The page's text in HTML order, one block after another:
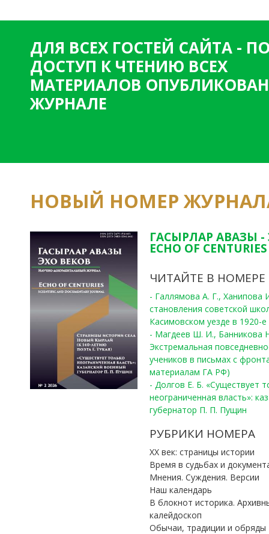
ДЛЯ ВСЕХ ГОСТЕЙ САЙТА -
ДОСТУП К ЧТЕНИЮ ВСЕХ
МАТЕРИАЛОВ
ЖУРНАЛЕ
НОВЫЙ НОМЕР
ГАСЫРЛАР АВАЗЫ -
ECHO OF
ЧИТАЙТЕ В НОМЕРЕ
- Галлямова А. Г.,
становления советской
Касимовском уезде в 1920-е
- Магдеев Ш. И., Банникова
Экстремальная
учеников в письмах с
материалам ГА РФ)
- Долгов Е. Б. «Существует
неограниченная власть»:
губернатор П. П. Пущин
РУБРИКИ НОМЕРА
ХХ век: страницы истории
Время в судьбах и
Мнения. Суждения. Версии
Наш календарь
В блокнот историка.
калейдоскоп
Обычаи, традиции и обряды